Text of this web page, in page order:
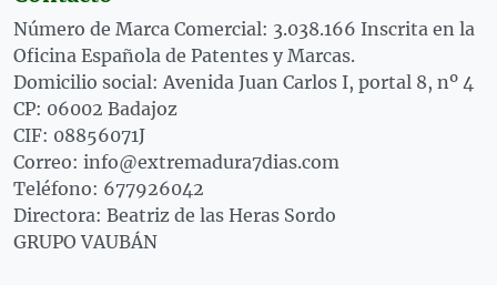
Número de Marca Comercial: 3.038.166 Inscrita en la
Oficina Española de Patentes y Marcas.
Domicilio social: Avenida Juan Carlos I, portal 8, nº 4
CP: 06002 Badajoz
CIF: 08856071J
Correo: info@extremadura7dias.com
Teléfono: 677926042
Directora: Beatriz de las Heras Sordo
GRUPO VAUBÁN